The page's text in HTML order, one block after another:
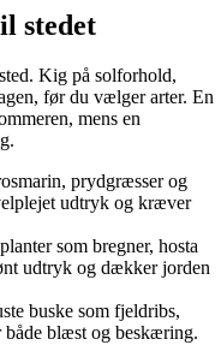
stedet
Kig på solforhold,
før du vælger arter. En
mens en
prydgræsser og
udtryk og kræver
som bregner, hosta
udtryk og dækker jorden
buske som fjeldribs,
både blæst og beskæring.